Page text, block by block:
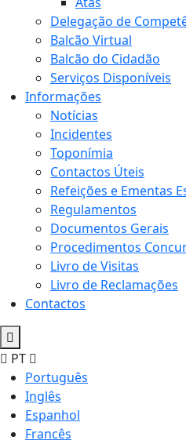
Delegação de
Balcão Virtual
Balcão do Cidadão
Serviços Disponíveis
Informações
Notícias
Incidentes
Toponímia
Contactos Úteis
Refeições e Ementas
Regulamentos
Documentos Gerais
Procedimentos
Livro de Visitas
Livro de Reclamações
Contactos
PT
Português
Inglês
Espanhol
Francês